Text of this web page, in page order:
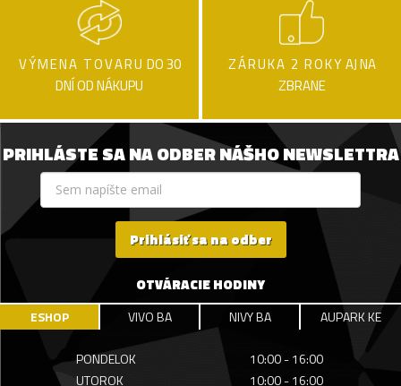
VÝMENA TOVARU DO 30
DNÍ OD NÁKUPU
ZÁRUKA 2 ROKY AJ NA
ZBRANE
PRIHLÁSTE SA NA ODBER NÁŠHO NEWSLETTRA
Prihlásiť sa na odber
OTVÁRACIE HODINY
ESHOP VIVO BA NIVY BA AUPARK KE
PONDELOK
10:00 - 16:00
UTOROK
10:00 - 16:00